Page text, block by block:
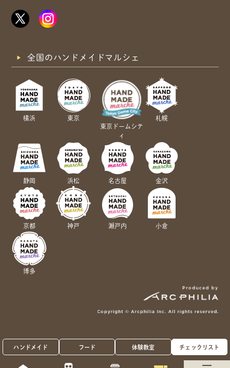
ハンドメイド フード 体験教室 チェックリスト
全国のハンドメイドマルシェ
横浜
東京
東京ドームシテ
ィ
札幌
静岡 浜松 名古屋 金沢
京都 神戸 瀬戸内 小倉
博多